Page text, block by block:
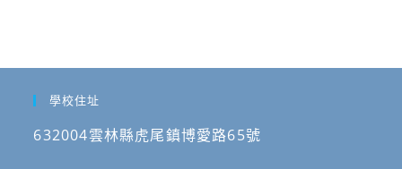
學校住址
632004雲林縣虎尾鎮博愛路65號